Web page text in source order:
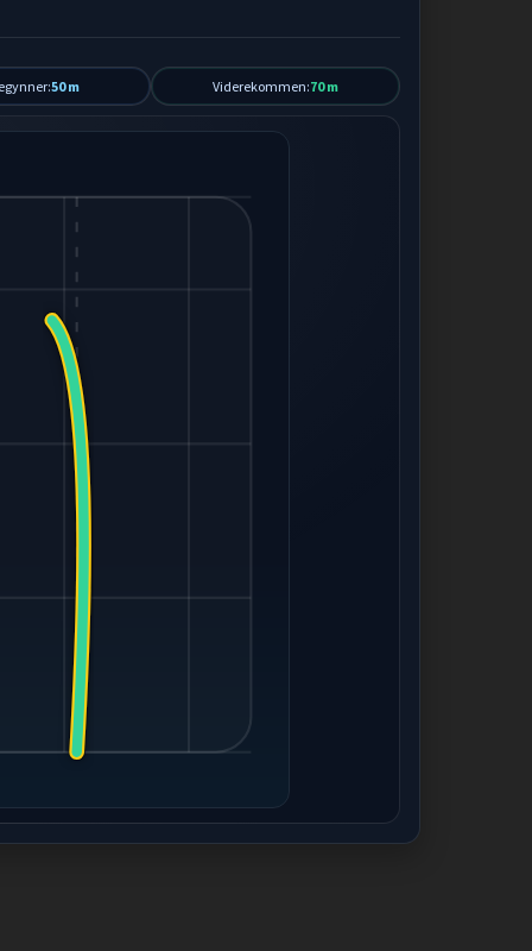
50 m Viderekommen:70 m